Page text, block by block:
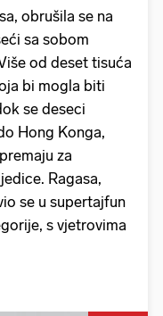
obrušila se na
sa sobom
od deset tisuća
bi mogla biti
se deseci
Hong Konga,
za
Ragasa,
se u supertajfun
s vjetrovima